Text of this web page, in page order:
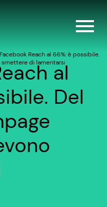
Facebook Reach al 66%: è possibile.
smettere di lamentarsi
al
Del